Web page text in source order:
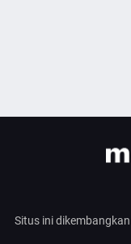
Situs ini